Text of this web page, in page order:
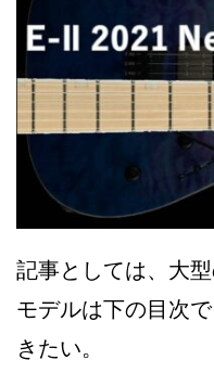
記事としては、大
モデルは下の目次
きたい。